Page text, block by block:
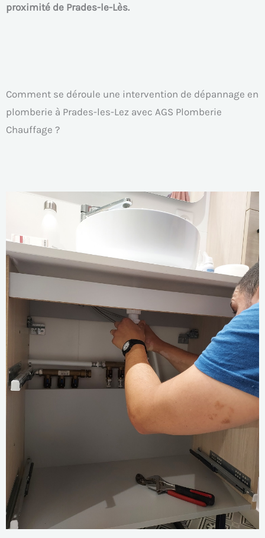
proximité de Prades-le-Lès.
Comment se déroule une intervention de dépannage en
plomberie à Prades-les-Lez avec AGS Plomberie
Chauffage ?